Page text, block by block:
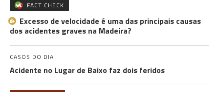
FACT CHECK
Excesso de velocidade é uma das principais causas
dos acidentes graves na Madeira?
CASOS DO DIA
Acidente no Lugar de Baixo faz dois feridos